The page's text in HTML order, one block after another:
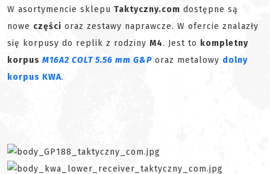
W asortymencie sklepu Taktyczny.com dostępne są
nowe części oraz zestawy naprawcze. W ofercie znalazły
się korpusy do replik z rodziny M4. Jest to kompletny
korpus M16A2 COLT 5.56 mm G&P oraz metalowy dolny
korpus KWA.